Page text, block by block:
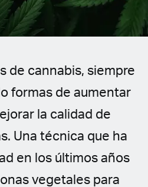
de cannabis, siempre
formas de aumentar
la calidad de
Una técnica que ha
en los últimos años
vegetales para